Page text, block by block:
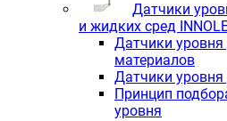
Датчики
и жидких сред
Датчики
материалов
Датчики
Принцип
уровня